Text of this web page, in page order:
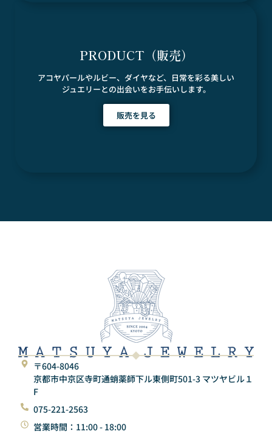
PRODUCT（販売）
アコヤパールやルビー、ダイヤなど、日常を彩る美しい
ジュエリーとの出会いをお手伝いします。
販売を見る
〒604-8046
京都市中京区寺町通蛸薬師下ル東側町501-3 マツヤビル１
F
075-221-2563
営業時間：11:00 - 18:00